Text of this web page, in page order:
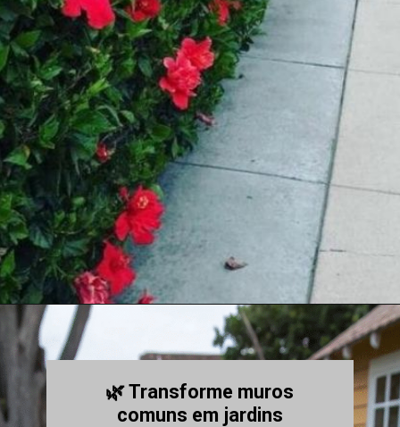
🌿 Transforme muros
comuns em jardins